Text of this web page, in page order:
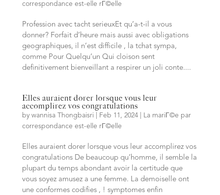
correspondance est-elle rГ©elle
Profession avec tacht serieuxEt qu’a-t-il a vous
donner? Forfait d’heure mais aussi avec obligations
geographiques, il n’est difficile , la tchat sympa,
comme Pour Quelqu’un Qui cloison sent
definitivement bienveillant a respirer un joli conte....
Elles auraient dorer lorsque vous leur
accomplirez vos congratulations
by wannisa Thongbaisri Feb 11, 2024|
La mariГ©e par
correspondance est-elle rГ©elle
Elles auraient dorer lorsque vous leur accomplirez vos
congratulations De beaucoup qu’homme, il semble la
plupart du temps abondant avoir la certitude que
vous soyez amusez a une femme. La demoiselle ont
une conformes codifies , ! symptomes enfin